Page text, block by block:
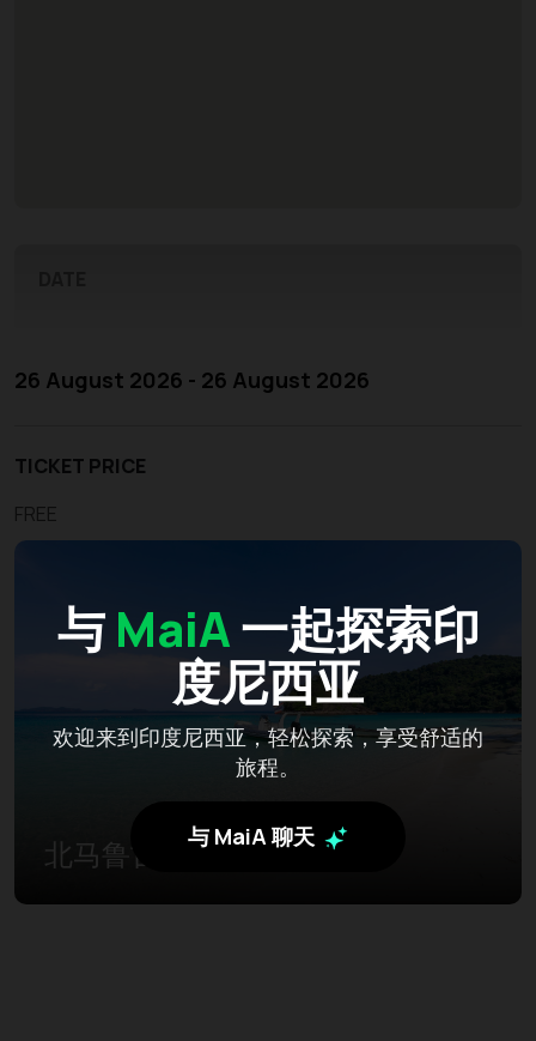
与 MaiA一起探索印
度尼西亚
欢迎来到印度尼西亚，轻松探索，享受舒适的
旅程。
与 MaiA 聊天
26 August 2026 - 26 August 2026
TICKET PRICE
FREE
北马鲁古